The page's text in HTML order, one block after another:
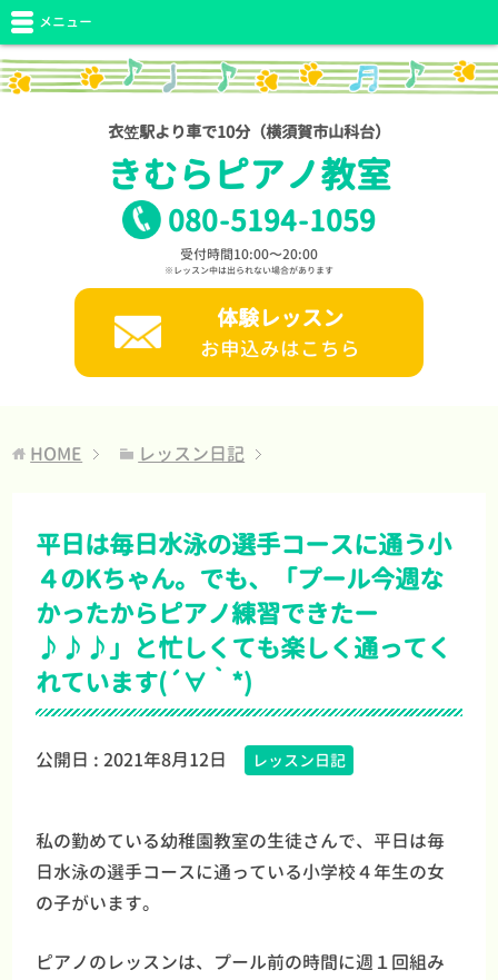
衣笠駅より車で10分（横須賀市山科台）
きむらピアノ教室
080-5194-1059
受付時間10:00〜20:00
※レッスン中は出られない場合があります
体験レッスン
お申込みはこちら
メニュー
HOME レッスン日記
平日は毎日水泳の選手コースに通う小
４のKちゃん。でも、「プール今週な
かったからピアノ練習できたー
♪♪♪」と忙しくても楽しく通ってく
れています(´∀｀*)
公開日 :2021年8月12日 レッスン日記
私の勤めている幼稚園教室の生徒さんで、平日は毎
日水泳の選手コースに通っている小学校４年生の女
の子がいます。
ピアノのレッスンは、プール前の時間に週１回組み